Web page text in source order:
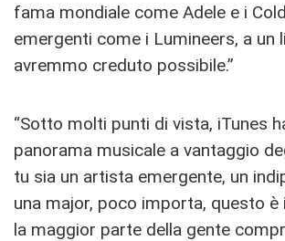
fama mondiale come Adele e i
emergenti come i Lumineers, a un
avremmo creduto possibile.”
“Sotto molti punti di vista, iTunes
panorama musicale a vantaggio
tu sia un artista emergente, un
una major, poco importa, questo è
la maggior parte della gente